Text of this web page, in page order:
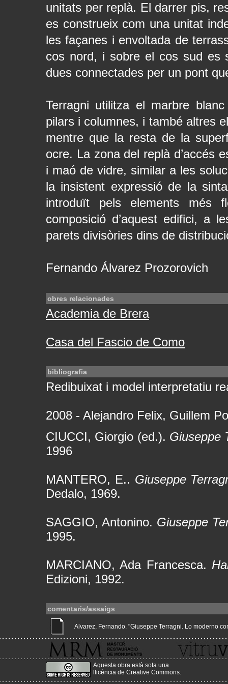
unitats per replà. El darrer pis,
es construeix com una unitat
les façanes i envoltada de
cos nord, i sobre el cos sud es
dues connectades per un pont
Terragni utilitza el marbre
pilars i columnes, i també altres
mentre que la resta de la
ocre. La zona del replà d’accés
i maó de vidre, similar a les
la insistent expressió de la
introduït pels elements més
composició d’aquest edifici, a
parets divisòries dins de
Fernando Álvarez Prozorovich
obres relacionades
Academia de Brera
Casa del Fascio de Como
bibliografia
Redibuixat i model interpretatiu
2008 - Alejandro Felix, Guillem
CIUCCI, Giorgio (ed.). Giuseppe
1996
MANTERO, E.. Giuseppe
Dedalo, 1969.
SAGGIO, Antonino. Giuseppe
1995.
MARCIANO, Ada Francesca.
Edizioni, 1992.
comentaris/assaigs
Alvarez, Fernando. "Giuseppe Terragni. Lo moderno
Aquesta obra està sota una
llicència de Creative Commons.